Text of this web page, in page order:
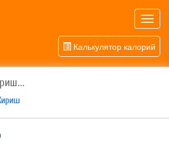
Калькулятор калорий